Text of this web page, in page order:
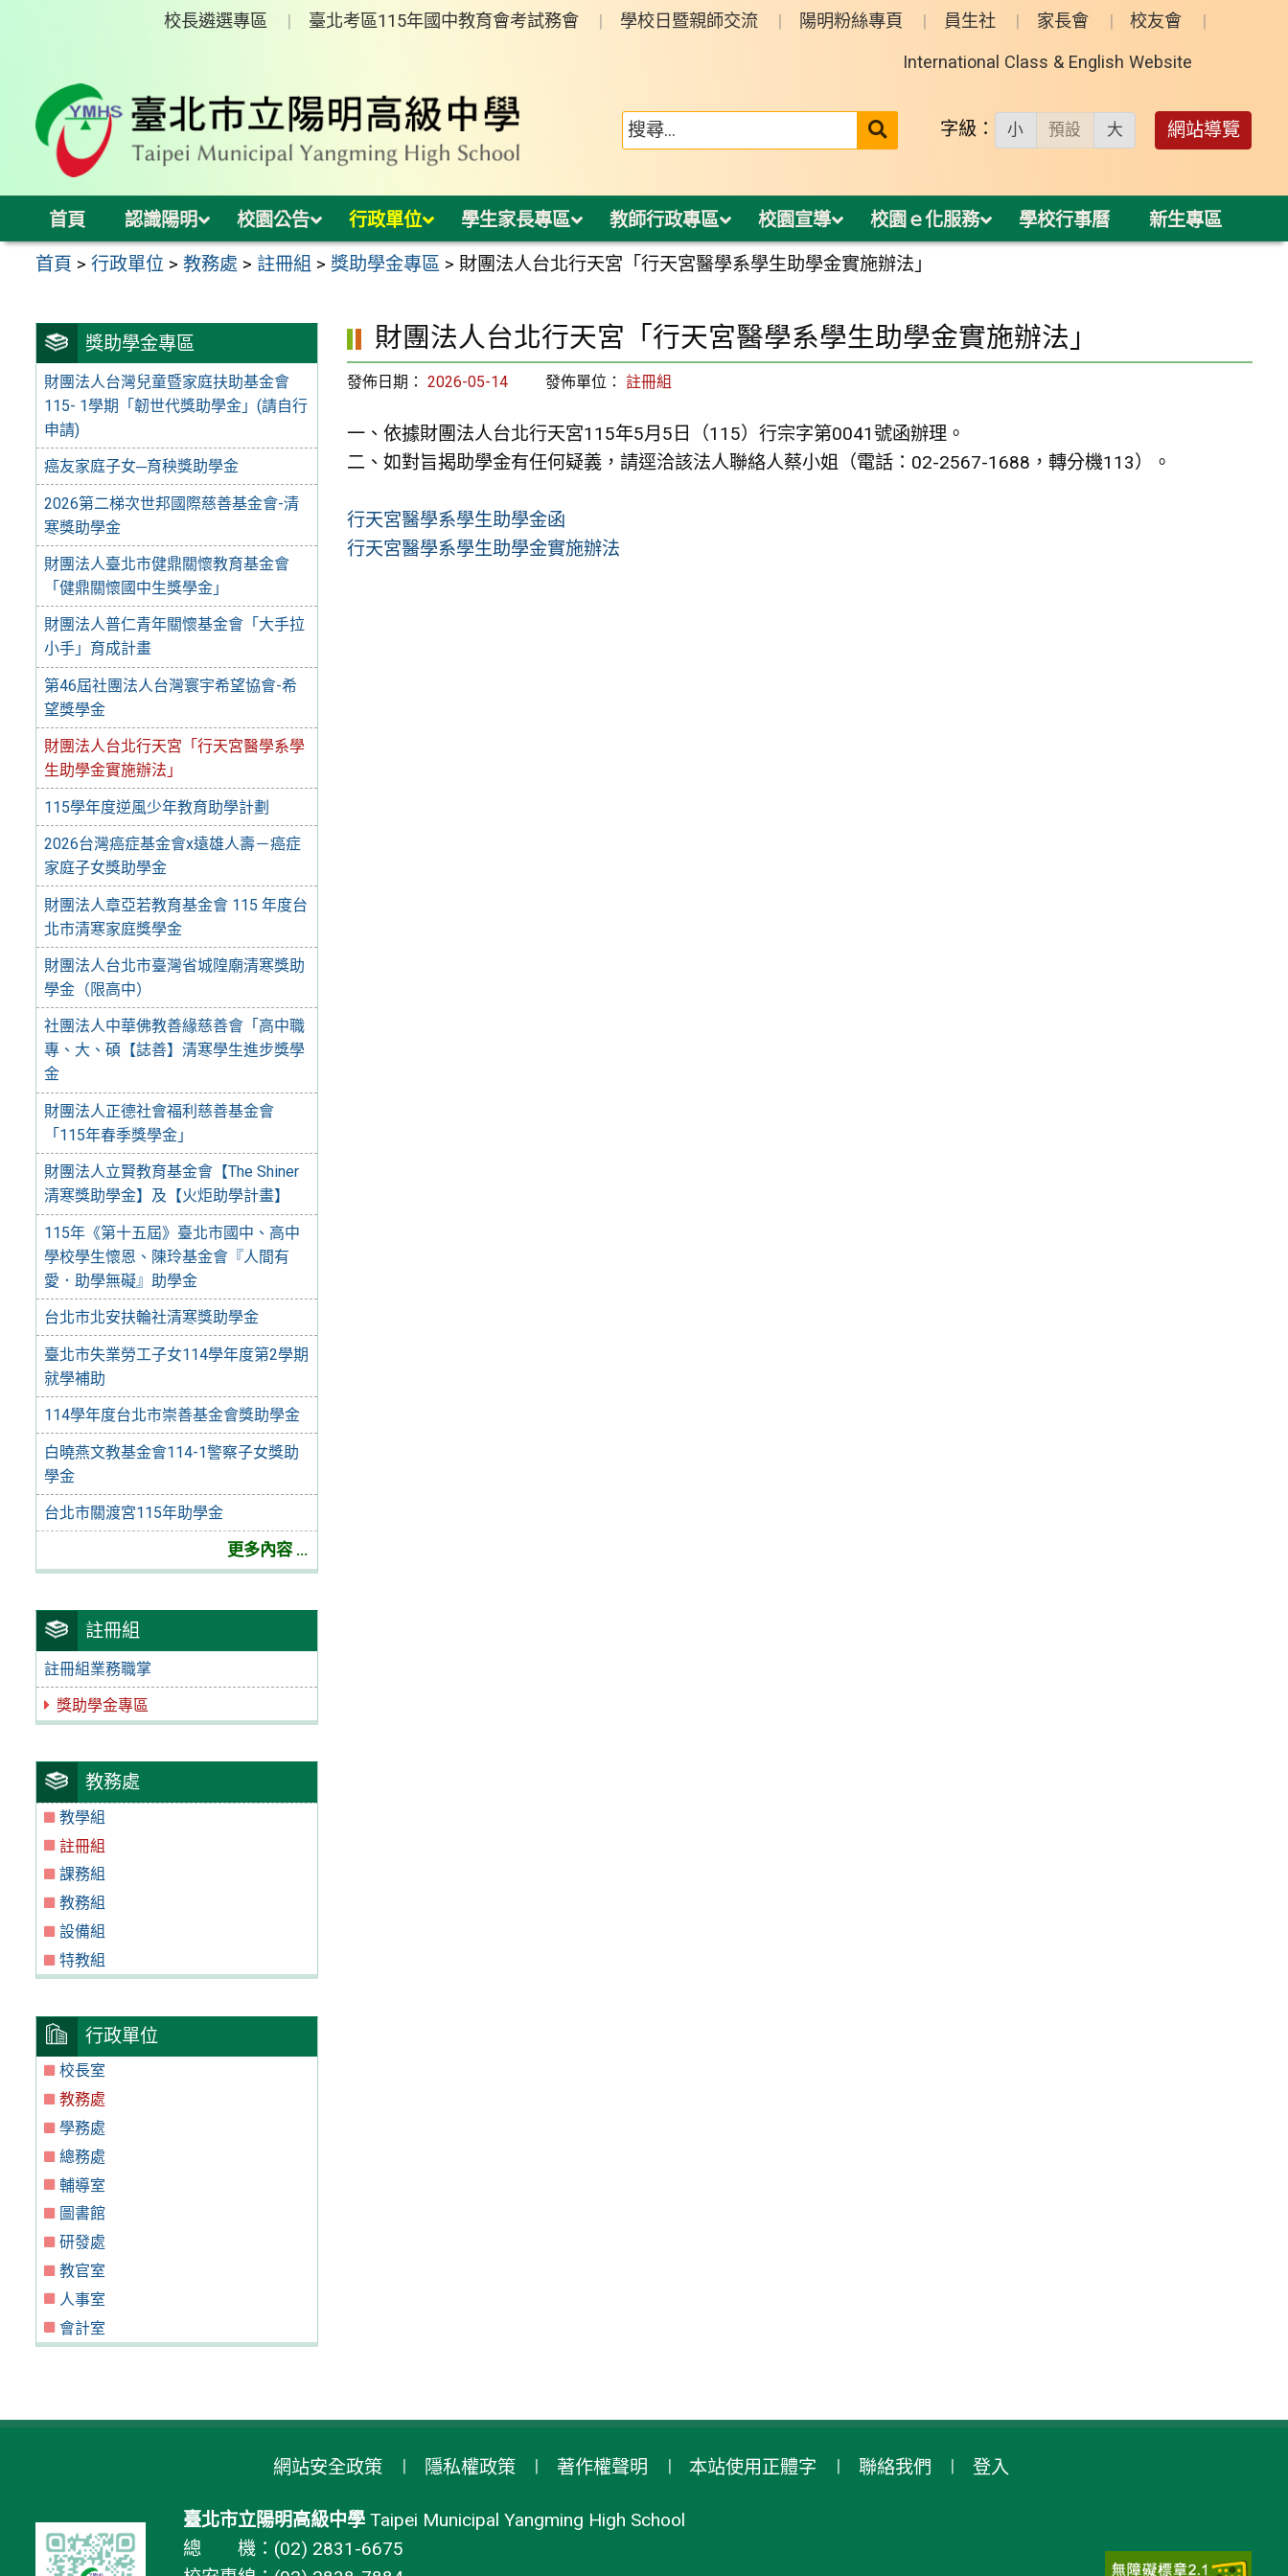
校長遴選專區 臺北考區115年國中教育會考試務會 學校日暨親師交流 陽明粉絲專頁 員生社 家長會 校友會
International Class & English Website
送出 字級： 小 預設 大 網站導覽
首頁 認識陽明 校園公告 行政單位 學生家長專區 教師行政專區 校園宣導 校園ｅ化服務 學校行事曆 新生專區
首頁 >行政單位 >教務處 > 註冊組 >獎助學金專區 > 財團法人台北行天宮「行天宮醫學系學生助學金實施辦法」
獎助學金專區
財團法人台灣兒童暨家庭扶助基金會
115- 1學期「韌世代獎助學金」(請自行
申請)
癌友家庭子女─育秧獎助學金
2026第二梯次世邦國際慈善基金會-清
寒獎助學金
財團法人臺北市健鼎關懷教育基金會
「健鼎關懷國中生獎學金」
財團法人普仁青年關懷基金會「大手拉
小手」育成計畫
第46屆社團法人台灣寰宇希望協會-希
望獎學金
財團法人台北行天宮「行天宮醫學系學
生助學金實施辦法」
115學年度逆風少年教育助學計劃
2026台灣癌症基金會x遠雄人壽－癌症
家庭子女獎助學金
財團法人章亞若教育基金會 115 年度台
北市清寒家庭獎學金
財團法人台北市臺灣省城隍廟清寒獎助
學金（限高中）
社團法人中華佛教善緣慈善會「高中職
專、大、碩【誌善】清寒學生進步獎學
金
財團法人正德社會福利慈善基金會
「115年春季獎學金」
財團法人立賢教育基金會【The Shiner
清寒獎助學金】及【火炬助學計畫】
115年《第十五屆》臺北市國中、高中
學校學生懷恩、陳玲基金會『人間有
愛．助學無礙』助學金
台北市北安扶輪社清寒獎助學金
臺北市失業勞工子女114學年度第2學期
就學補助
114學年度台北市崇善基金會獎助學金
白曉燕文教基金會114-1警察子女獎助
學金
台北市關渡宮115年助學金
更多內容 ...
註冊組
註冊組業務職掌
獎助學金專區
教務處
教學組
註冊組
課務組
教務組
設備組
特教組
行政單位
校長室
教務處
學務處
總務處
輔導室
圖書館
研發處
教官室
人事室
會計室
財團法人台北行天宮「行天宮醫學系學生助學金實施辦法」
發佈日期： 2026-05-14 發佈單位： 註冊組
一、依據財團法人台北行天宮115年5月5日（115）行宗字第0041號函辦理。
二、如對旨揭助學金有任何疑義，請逕洽該法人聯絡人蔡小姐（電話：02-2567-1688，轉分機113）。
行天宮醫學系學生助學金函
行天宮醫學系學生助學金實施辦法
網站安全政策 隱私權政策 著作權聲明 本站使用正體字 聯絡我們 登入
臺北市立陽明高級中學Taipei Municipal Yangming High School
總 機：(02) 2831-6675